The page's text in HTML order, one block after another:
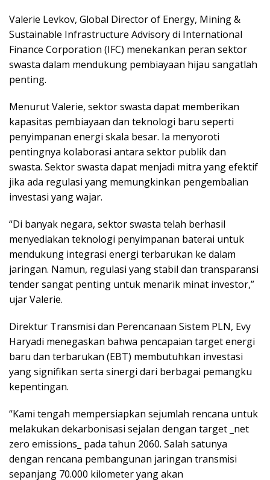
Valerie Levkov, Global Director of Energy, Mining &
Sustainable Infrastructure Advisory di International
Finance Corporation (IFC) menekankan peran sektor
swasta dalam mendukung pembiayaan hijau sangatlah
penting.
Menurut Valerie, sektor swasta dapat memberikan
kapasitas pembiayaan dan teknologi baru seperti
penyimpanan energi skala besar. Ia menyoroti
pentingnya kolaborasi antara sektor publik dan
swasta. Sektor swasta dapat menjadi mitra yang efektif
jika ada regulasi yang memungkinkan pengembalian
investasi yang wajar.
“Di banyak negara, sektor swasta telah berhasil
menyediakan teknologi penyimpanan baterai untuk
mendukung integrasi energi terbarukan ke dalam
jaringan. Namun, regulasi yang stabil dan transparansi
tender sangat penting untuk menarik minat investor,”
ujar Valerie.
Direktur Transmisi dan Perencanaan Sistem PLN, Evy
Haryadi menegaskan bahwa pencapaian target energi
baru dan terbarukan (EBT) membutuhkan investasi
yang signifikan serta sinergi dari berbagai pemangku
kepentingan.
“Kami tengah mempersiapkan sejumlah rencana untuk
melakukan dekarbonisasi sejalan dengan target _net
zero emissions_ pada tahun 2060. Salah satunya
dengan rencana pembangunan jaringan transmisi
sepanjang 70.000 kilometer yang akan